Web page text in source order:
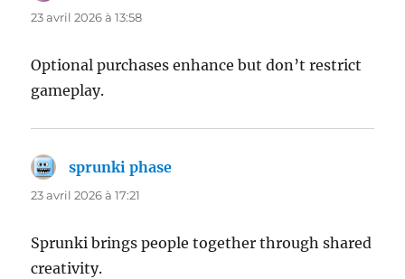
23 avril 2026 à 13:58
Optional purchases enhance but don’t restrict
gameplay.
sprunki phase
23 avril 2026 à 17:21
Sprunki brings people together through shared
creativity.